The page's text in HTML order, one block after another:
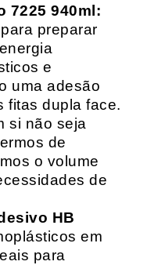
7225 940ml:
preparar
e
uma adesão
fitas dupla face.
si não seja
de
o volume
de
HB
em
para